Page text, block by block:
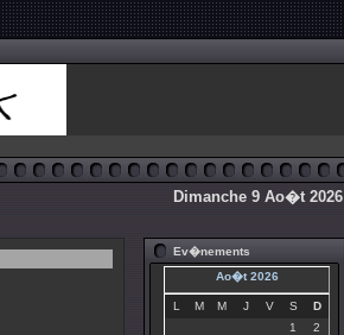
Dimanche 9 Ao�t 2026
Ev�nements
Ao�t 2026
L M M J V S
D
1
2